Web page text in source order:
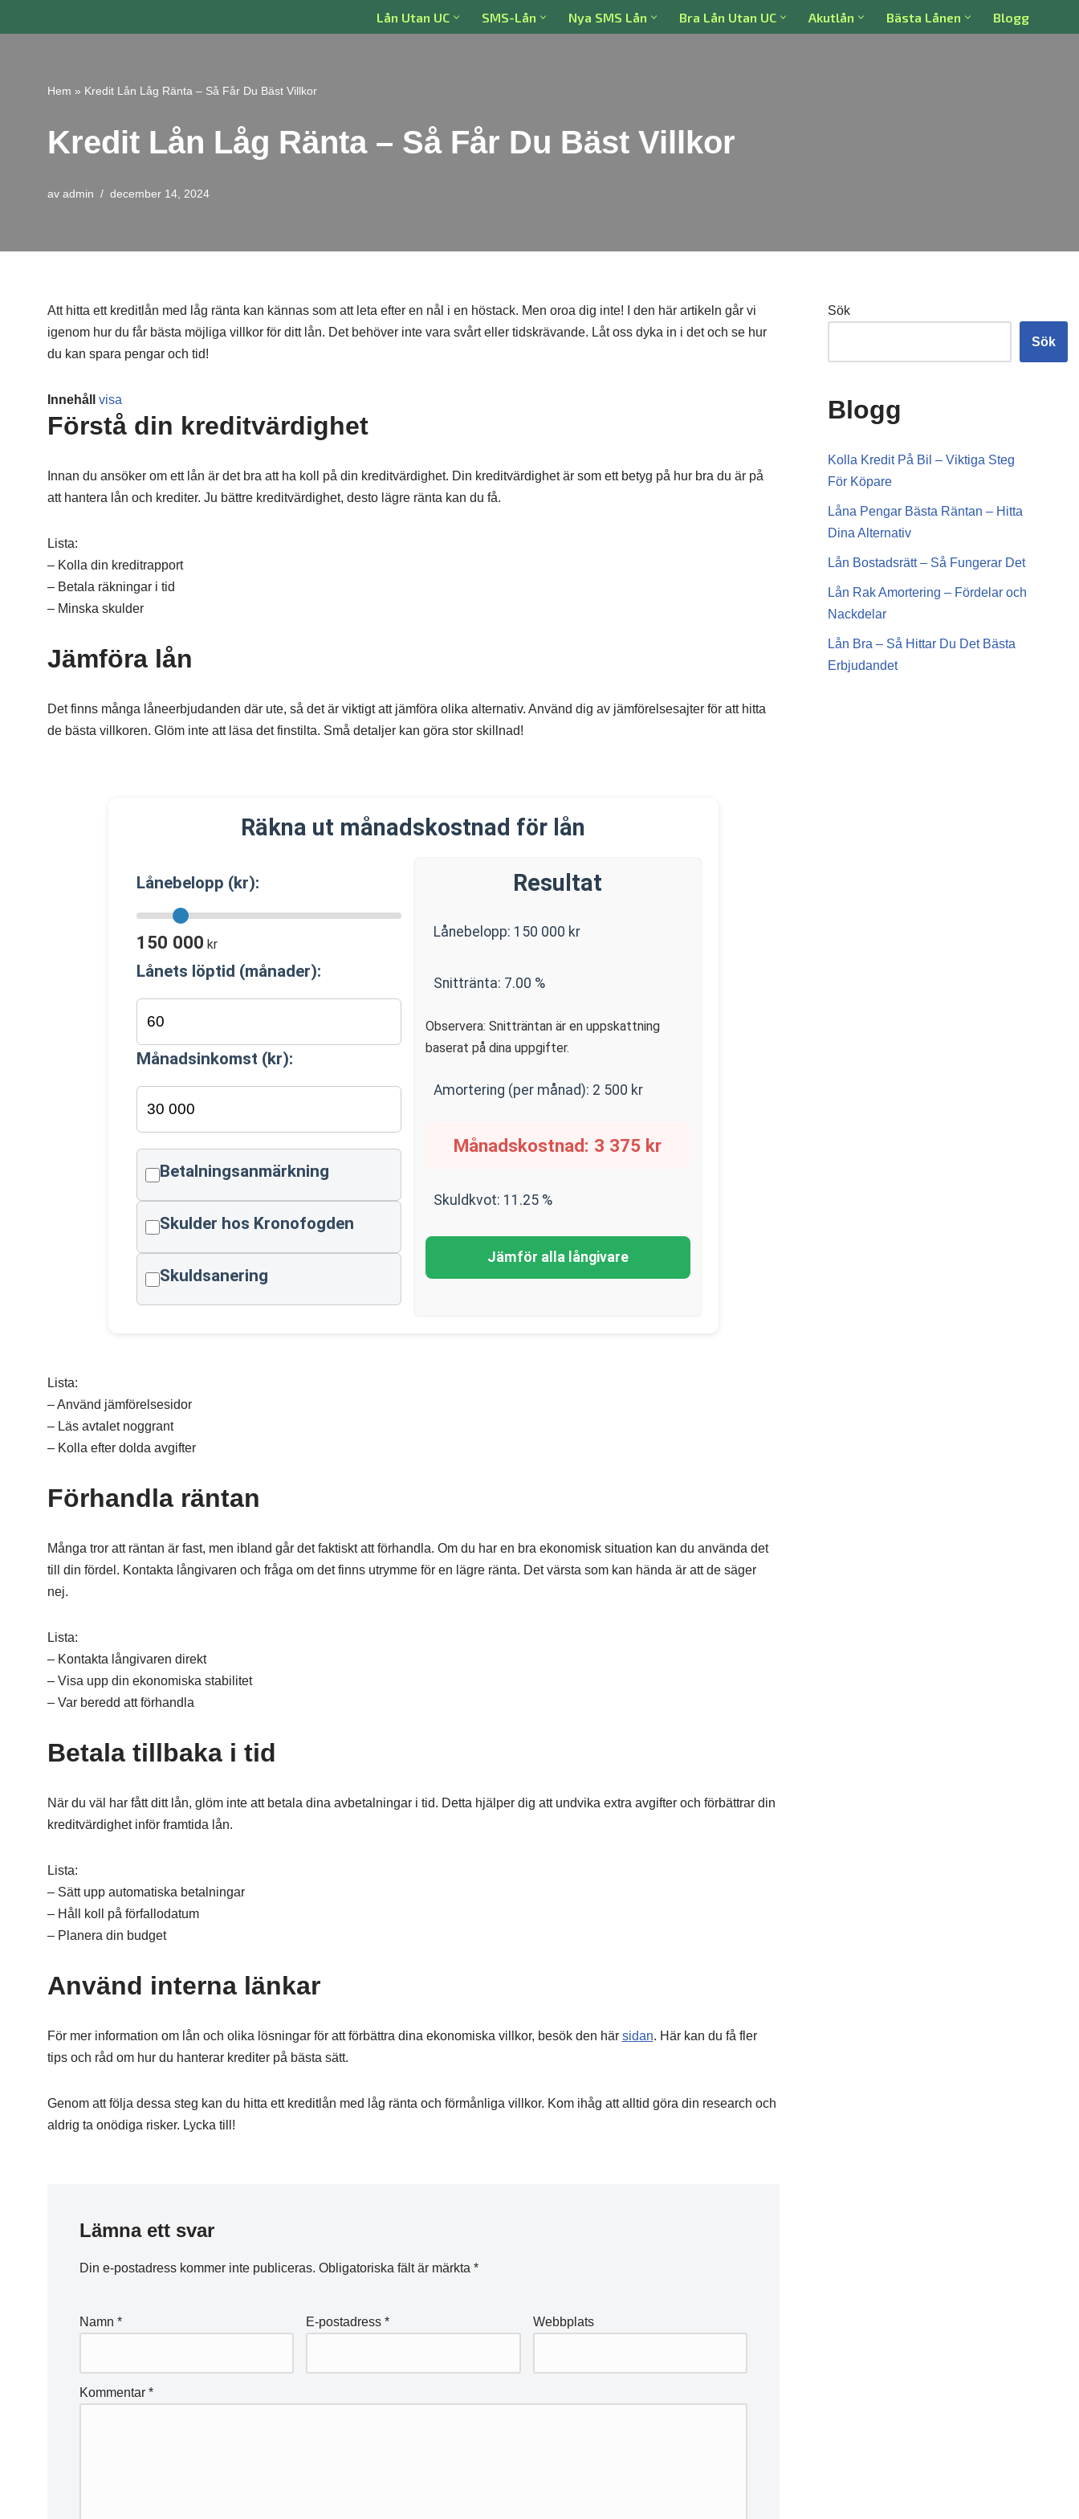
innehåll
Lån Utan UC SMS-Lån Nya SMS Lån Bra Lån Utan UC Akutlån Bästa Lånen Blogg
Hem » Kredit Lån Låg Ränta – Så Får Du Bäst Villkor
Kredit Lån Låg Ränta – Så Får Du Bäst Villkor
av admin december 14, 2024
Att hitta ett kreditlån med låg ränta kan kännas som att leta efter en nål i en höstack. Men oroa dig inte! I den här artikeln går vi
igenom hur du får bästa möjliga villkor för ditt lån. Det behöver inte vara svårt eller tidskrävande. Låt oss dyka in i det och se hur
du kan spara pengar och tid!
Innehåll visa
Förstå din kreditvärdighet
Innan du ansöker om ett lån är det bra att ha koll på din kreditvärdighet. Din kreditvärdighet är som ett betyg på hur bra du är på
att hantera lån och krediter. Ju bättre kreditvärdighet, desto lägre ränta kan du få.
Lista:
– Kolla din kreditrapport
– Betala räkningar i tid
– Minska skulder
Jämföra lån
Det finns många låneerbjudanden där ute, så det är viktigt att jämföra olika alternativ. Använd dig av jämförelsesajter för att hitta
de bästa villkoren. Glöm inte att läsa det finstilta. Små detaljer kan göra stor skillnad!
Räkna ut månadskostnad för lån
Lånebelopp (kr):
150 000 kr
Lånets löptid (månader):
Månadsinkomst (kr):
Betalningsanmärkning
Skulder hos Kronofogden
Skuldsanering
Resultat
Lånebelopp: 150 000 kr
Snittränta: 7.00 %
Observera: Snitträntan är en uppskattning
baserat på dina uppgifter.
Amortering (per månad): 2 500 kr
Månadskostnad: 3 375 kr
Skuldkvot: 11.25%
Jämför alla långivare
Lista:
– Använd jämförelsesidor
– Läs avtalet noggrant
– Kolla efter dolda avgifter
Förhandla räntan
Många tror att räntan är fast, men ibland går det faktiskt att förhandla. Om du har en bra ekonomisk situation kan du använda det
till din fördel. Kontakta långivaren och fråga om det finns utrymme för en lägre ränta. Det värsta som kan hända är att de säger
nej.
Lista:
– Kontakta långivaren direkt
– Visa upp din ekonomiska stabilitet
– Var beredd att förhandla
Betala tillbaka i tid
När du väl har fått ditt lån, glöm inte att betala dina avbetalningar i tid. Detta hjälper dig att undvika extra avgifter och förbättrar din
kreditvärdighet inför framtida lån.
Lista:
– Sätt upp automatiska betalningar
– Håll koll på förfallodatum
– Planera din budget
Använd interna länkar
För mer information om lån och olika lösningar för att förbättra dina ekonomiska villkor, besök den här sidan. Här kan du få fler
tips och råd om hur du hanterar krediter på bästa sätt.
Genom att följa dessa steg kan du hitta ett kreditlån med låg ränta och förmånliga villkor. Kom ihåg att alltid göra din research och
aldrig ta onödiga risker. Lycka till!
Lämna ett svar
Din e-postadress kommer inte publiceras. Obligatoriska fält är märkta *
Namn * E-postadress* Webbplats
Kommentar *
Sök
Sök
Blogg
Kolla Kredit På Bil – Viktiga Steg
För Köpare
Låna Pengar Bästa Räntan – Hitta
Dina Alternativ
Lån Bostadsrätt – Så Fungerar Det
Lån Rak Amortering – Fördelar och
Nackdelar
Lån Bra – Så Hittar Du Det Bästa
Erbjudandet